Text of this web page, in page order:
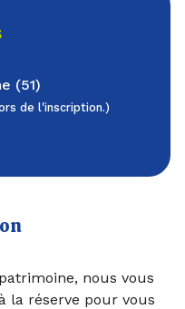
(51)
de l'inscription.)
nous vous
la réserve pour vous